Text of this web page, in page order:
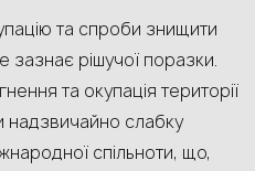
та спроби знищити
зазнає рішучої поразки.
та окупація території
надзвичайно слабку
спільноти, що,